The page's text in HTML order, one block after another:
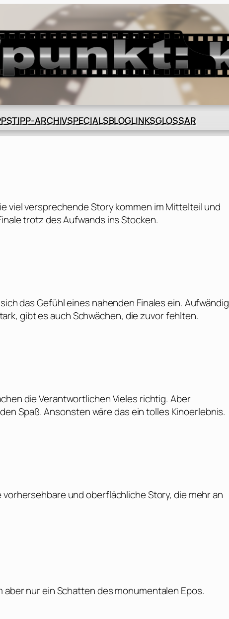
TIPP-ARCHIVSPECIALSBLOGLINKSGLOSSAR
viel versprechende Story kommen im Mittelteil und
trotz des Aufwands ins Stocken.
das Gefühl eines nahenden Finales ein. Aufwändig
gibt es auch Schwächen, die zuvor fehlten.
die Verantwortlichen Vieles richtig. Aber
Spaß. Ansonsten wäre das ein tolles Kinoerlebnis.
und oberflächliche Story, die mehr an
nur ein Schatten des monumentalen Epos.